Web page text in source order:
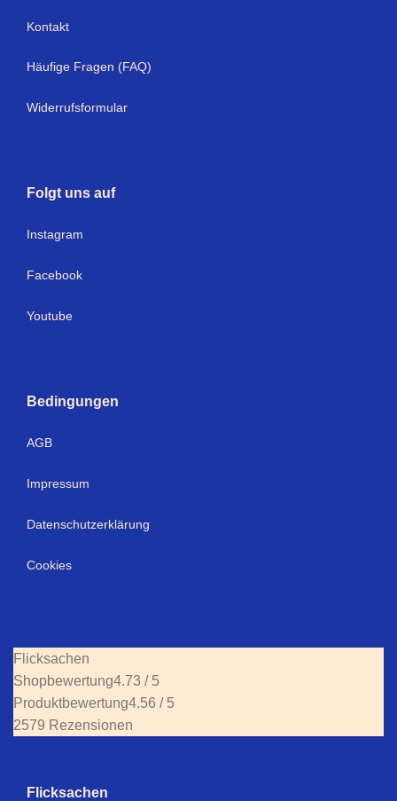
Kontakt
Häufige Fragen (FAQ)
Widerrufsformular
Folgt uns auf
Instagram
Facebook
Youtube
Bedingungen
AGB
Impressum
Datenschutzerklärung
Cookies
Flicksachen
Shopbewertung4.73 / 5
Produktbewertung4.56 / 5
2579 Rezensionen
Flicksachen